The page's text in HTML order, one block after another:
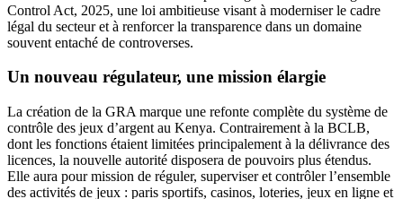
Control Act, 2025, une loi ambitieuse visant à moderniser le cadre
légal du secteur et à renforcer la transparence dans un domaine
souvent entaché de controverses.
Un nouveau régulateur, une mission élargie
La création de la GRA marque une refonte complète du système de
contrôle des jeux d’argent au Kenya. Contrairement à la BCLB,
dont les fonctions étaient limitées principalement à la délivrance des
licences, la nouvelle autorité disposera de pouvoirs plus étendus.
Elle aura pour mission de réguler, superviser et contrôler l’ensemble
des activités de jeux : paris sportifs, casinos, loteries, jeux en ligne et